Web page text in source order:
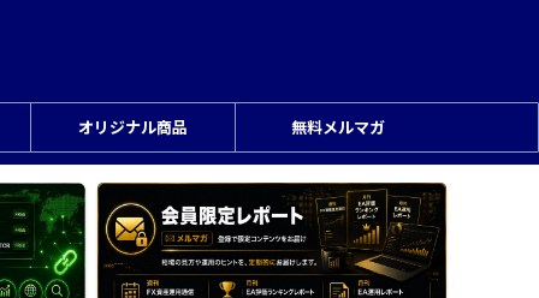
オリジナル商品 無料メルマガ